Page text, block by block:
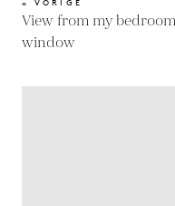
« VORIGE
View from my bedroom
window